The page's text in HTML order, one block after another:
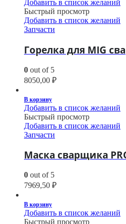
Добавить в список желаний
Быстрый просмотр
Добавить в список желаний
Запчасти
Горелка для MIG
0 out of 5
8050,00 ₽
В корзину
Добавить в список желаний
Быстрый просмотр
Добавить в список желаний
Запчасти
Маска сварщика
0 out of 5
7969,50 ₽
В корзину
Добавить в список желаний
Быстрый просмотр